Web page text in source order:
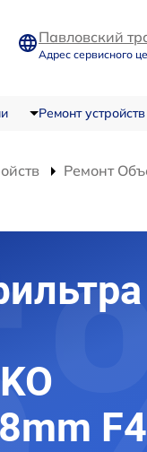
Павловский
Адрес сервисного
Ремонт устройств
Ремонт